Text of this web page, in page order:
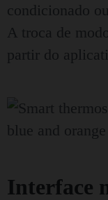
condicionado
A troca de
partir do
Interface